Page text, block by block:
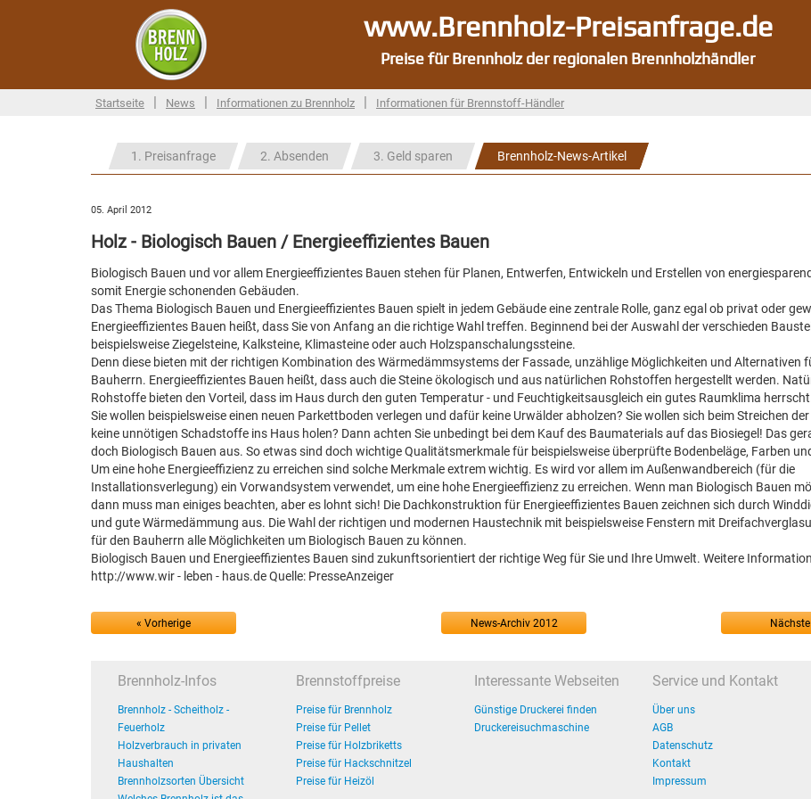
www.Brennholz-Preisanfrage.de
Preise für Brennholz der regionalen Brennholzhändler
Startseite | News | Informationen zu Brennholz | Informationen für Brennstoff-Händler
1. Preisanfrage 2. Absenden 3. Geld sparen Brennholz-News-Artikel
05. April 2012
Holz - Biologisch Bauen / Energieeffizientes Bauen
Biologisch Bauen und vor allem Energieeffizientes Bauen stehen für Planen, Entwerfen, Entwickeln und Erstellen von
somit Energie schonenden Gebäuden.
Das Thema Biologisch Bauen und Energieeffizientes Bauen spielt in jedem Gebäude eine zentrale Rolle, ganz egal ob privat oder
Energieeffizientes Bauen heißt, dass Sie von Anfang an die richtige Wahl treffen. Beginnend bei der Auswahl der verschieden
beispielsweise Ziegelsteine, Kalksteine, Klimasteine oder auch Holzspanschalungssteine.
Denn diese bieten mit der richtigen Kombination des Wärmedämmsystems der Fassade, unzählige Möglichkeiten und Alternativen
Bauherrn. Energieeffizientes Bauen heißt, dass auch die Steine ökologisch und aus natürlichen Rohstoffen hergestellt werden.
Rohstoffe bieten den Vorteil, dass im Haus durch den guten Temperatur - und Feuchtigkeitsausgleich ein gutes Raumklima
Sie wollen beispielsweise einen neuen Parkettboden verlegen und dafür keine Urwälder abholzen? Sie wollen sich beim Streichen
keine unnötigen Schadstoffe ins Haus holen? Dann achten Sie unbedingt bei dem Kauf des Baumaterials auf das Biosiegel! Das
doch Biologisch Bauen aus. So etwas sind doch wichtige Qualitätsmerkmale für beispielsweise überprüfte Bodenbeläge, Farben
Um eine hohe Energieeffizienz zu erreichen sind solche Merkmale extrem wichtig. Es wird vor allem im Außenwandbereich (für die
Installationsverlegung) ein Vorwandsystem verwendet, um eine hohe Energieeffizienz zu erreichen. Wenn man Biologisch Bauen
dann muss man einiges beachten, aber es lohnt sich! Die Dachkonstruktion für Energieeffizientes Bauen zeichnen sich durch
und gute Wärmedämmung aus. Die Wahl der richtigen und modernen Haustechnik mit beispielsweise Fenstern mit
für den Bauherrn alle Möglichkeiten um Biologisch Bauen zu können.
Biologisch Bauen und Energieeffizientes Bauen sind zukunftsorientiert der richtige Weg für Sie und Ihre Umwelt. Weitere
http://www.wir - leben - haus.de Quelle: PresseAnzeiger
« Vorherige News-Archiv 2012 Nächste
Brennholz-Infos
Brennholz - Scheitholz -
Feuerholz
Holzverbrauch in privaten
Haushalten
Brennholzsorten Übersicht
Brennstoffpreise
Preise für Brennholz
Preise für Pellet
Preise für Holzbriketts
Preise für Hackschnitzel
Preise für Heizöl
Interessante Webseiten
Günstige Druckerei finden
Druckereisuchmaschine
Service und Kontakt
Über uns
AGB
Datenschutz
Kontakt
Impressum